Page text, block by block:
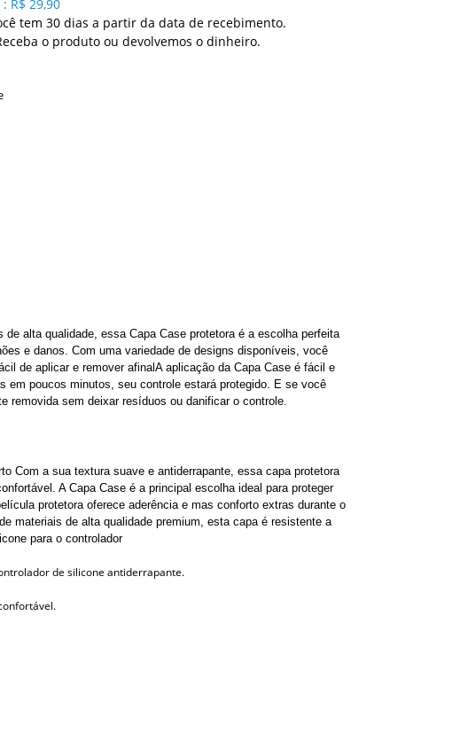
: R$ 29,90
tem 30 dias a partir da data de recebimento.
o produto ou devolvemos o dinheiro.
alta qualidade, essa Capa Case protetora é a escolha perfeita
e danos. Com uma variedade de designs disponíveis, você
de aplicar e remover afinalA aplicação da Capa Case é fácil e
poucos minutos, seu controle estará protegido. E se você
removida sem deixar resíduos ou danificar o controle.
Com a sua textura suave e antiderrapante, essa capa protetora
A Capa Case é a principal escolha ideal para proteger
protetora oferece aderência e mas conforto extras durante o
materiais de alta qualidade premium, esta capa é resistente a
para o controlador
de silicone antiderrapante.